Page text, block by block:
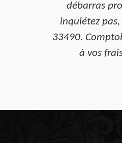
débarras
inquiétez
33490.
à vos